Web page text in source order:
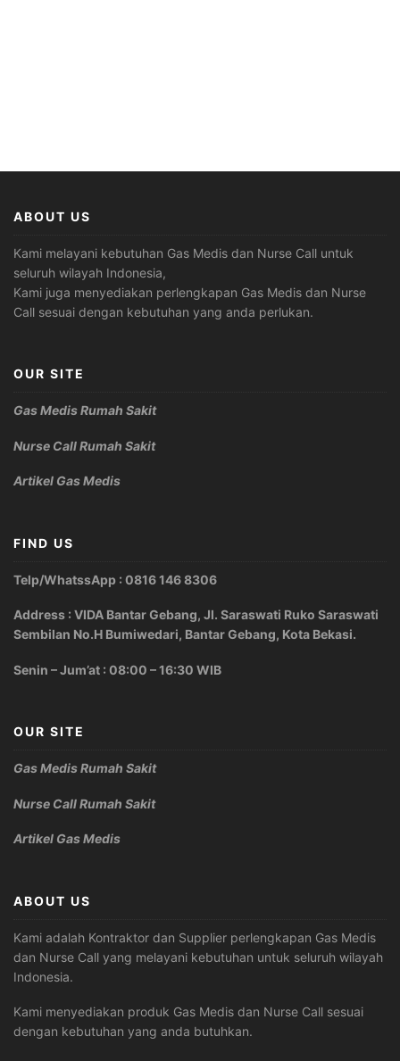
ABOUT US
Kami melayani kebutuhan Gas Medis dan Nurse Call untuk
seluruh wilayah Indonesia,
Kami juga menyediakan perlengkapan Gas Medis dan Nurse
Call sesuai dengan kebutuhan yang anda perlukan.
OUR SITE
Gas Medis Rumah Sakit
Nurse Call Rumah Sakit
Artikel Gas Medis
FIND US
Telp/WhatssApp : 0816 146 8306
Address : VIDA Bantar Gebang, Jl. Saraswati Ruko Saraswati
Sembilan No.H Bumiwedari, Bantar Gebang, Kota Bekasi.
Senin – Jum’at : 08:00 – 16:30 WIB
OUR SITE
Gas Medis Rumah Sakit
Nurse Call Rumah Sakit
Artikel Gas Medis
ABOUT US
Kami adalah Kontraktor dan Supplier perlengkapan Gas Medis
dan Nurse Call yang melayani kebutuhan untuk seluruh wilayah
Indonesia.
Kami menyediakan produk Gas Medis dan Nurse Call sesuai
dengan kebutuhan yang anda butuhkan.